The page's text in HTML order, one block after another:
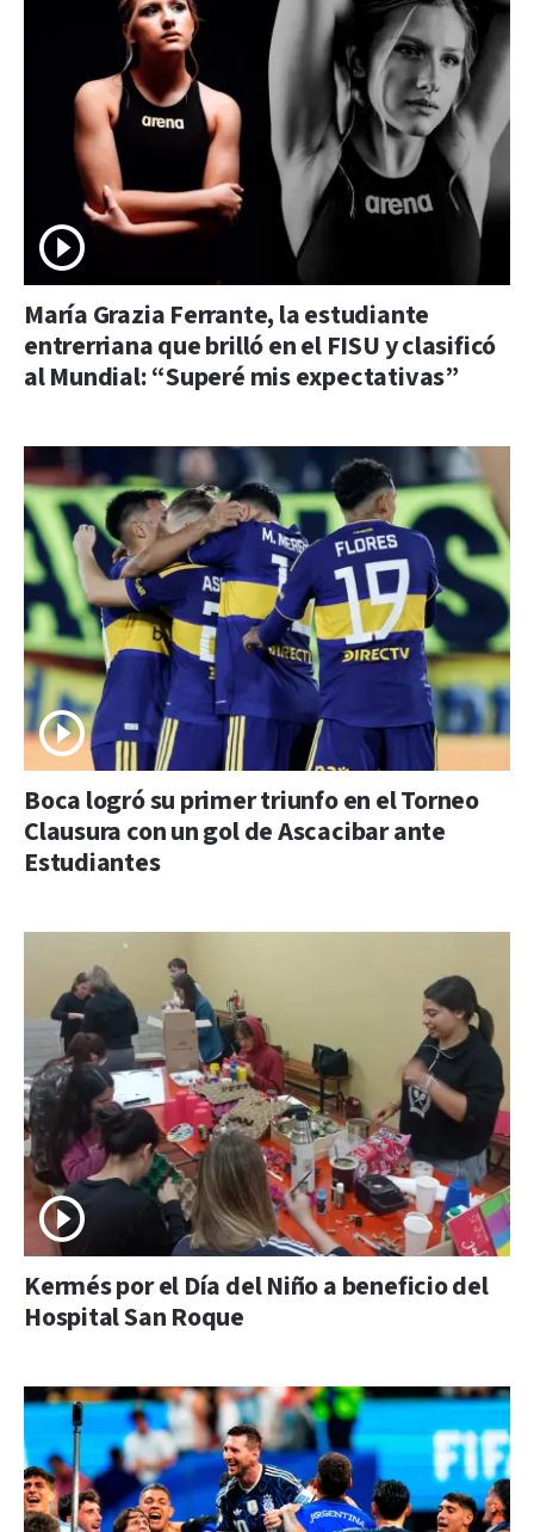
María Grazia Ferrante, la estudiante
entrerriana que brilló en el FISU y clasificó
al Mundial: “Superé mis expectativas”
Boca logró su primer triunfo en el Torneo
Clausura con un gol de Ascacibar ante
Estudiantes
Kermés por el Día del Niño a beneficio del
Hospital San Roque